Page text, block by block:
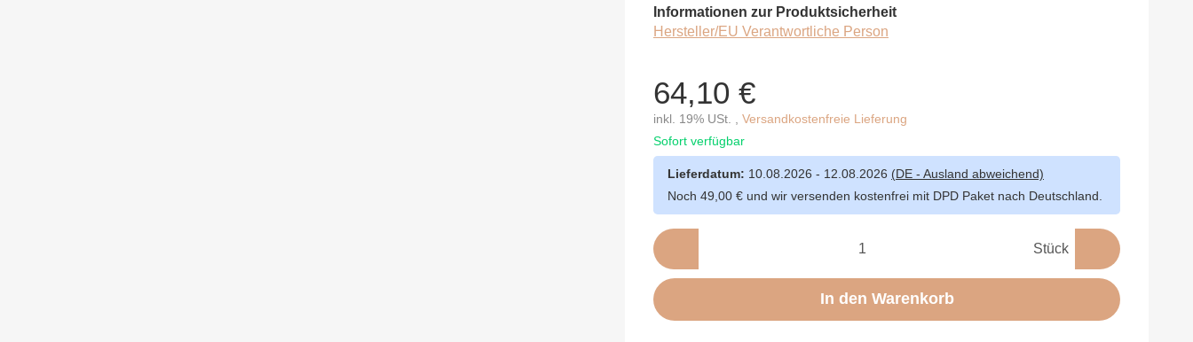
Informationen zur Produktsicherheit
Hersteller/EU Verantwortliche Person
64,10 €
inkl. 19% USt. , Versandkostenfreie Lieferung
Sofort verfügbar
Lieferdatum: 10.08.2026 - 12.08.2026 (DE - Ausland abweichend)
Noch 49,00 € und wir versenden kostenfrei mit DPD Paket nach Deutschland.
Stück
In den Warenkorb